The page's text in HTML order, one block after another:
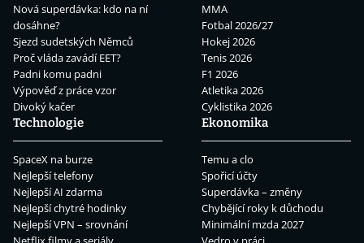
Nová superdávka: kdo na ní
dosáhne?
Sjezd sudetských Němců
Proč vláda zavádí EET?
Padni komu padni
Výpověď z práce vzor
Divoký kačer
MMA
Fotbal 2026/27
Hokej 2026
Tenis 2026
F1 2026
Atletika 2026
Cyklistika 2026
Technologie
SpaceX na burze
Nejlepší telefony
Nejlepší AI zdarma
Nejlepší chytré hodinky
Nejlepší VPN – srovnání
Ekonomika
Temu a clo
Spořicí účty
Superdávka – změny
Chybějící roky k důchodu
Minimální mzda 2027